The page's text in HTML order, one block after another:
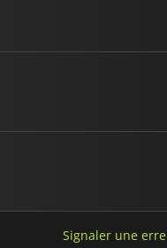
Signaler une